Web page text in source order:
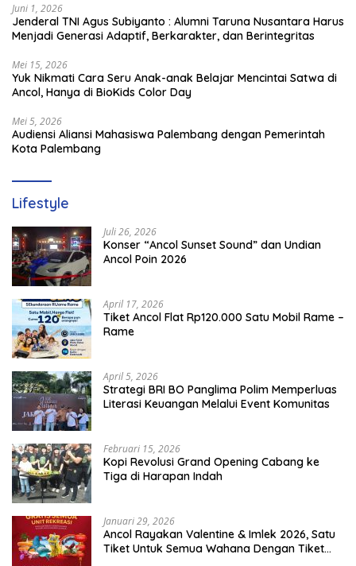
Juni 1, 2026
Jenderal TNI Agus Subiyanto : Alumni Taruna Nusantara Harus
Menjadi Generasi Adaptif, Berkarakter, dan Berintegritas
Mei 15, 2026
Yuk Nikmati Cara Seru Anak-anak Belajar Mencintai Satwa di
Ancol, Hanya di BioKids Color Day
Mei 5, 2026
Audiensi Aliansi Mahasiswa Palembang dengan Pemerintah
Kota Palembang
Lifestyle
Juli 26, 2026
Konser “Ancol Sunset Sound” dan Undian
Ancol Poin 2026
April 17, 2026
Tiket Ancol Flat Rp120.000 Satu Mobil Rame –
Rame
April 5, 2026
​Strategi BRI BO Panglima Polim Memperluas
Literasi Keuangan Melalui Event Komunitas
Februari 15, 2026
Kopi Revolusi Grand Opening Cabang ke
Tiga di Harapan Indah
Januari 29, 2026
Ancol Rayakan Valentine & Imlek 2026, Satu
Tiket Untuk Semua Wahana Dengan Tiket